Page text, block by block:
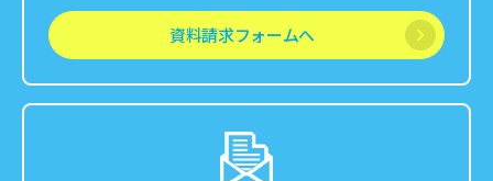
資料請求フォームへ